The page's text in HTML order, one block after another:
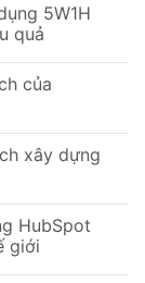
5W1H
quả
của
xây dựng
HubSpot
giới